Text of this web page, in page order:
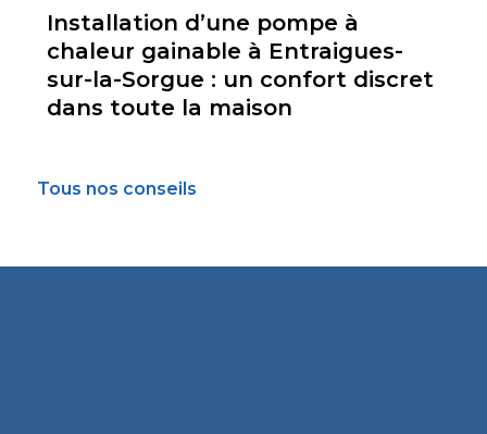
Installation d’une pompe à
chaleur gainable à Entraigues-
sur-la-Sorgue : un confort discret
dans toute la maison
Tous nos conseils